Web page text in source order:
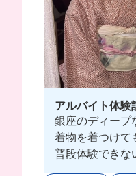
アルバイト体験
銀座のディープ
着物を着つけて
普段体験できな